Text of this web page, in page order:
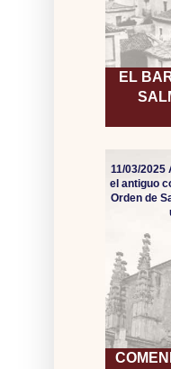
EL
11/03/2025
el antiguo
Orden de